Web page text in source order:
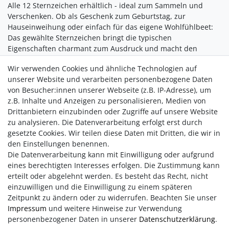
Alle 12 Sternzeichen erhältlich - ideal zum Sammeln und
Verschenken. Ob als Geschenk zum Geburtstag, zur
Hauseinweihung oder einfach für das eigene Wohlfühlbeet:
Das gewählte Sternzeichen bringt die typischen
Eigenschaften charmant zum Ausdruck und macht den
Hinweis : Achten Sie darauf, die Dekoration nicht auf hellen
Pflastersteinen zu platzieren, da durch den natürlichen
Prozess die Echtrost-Patina abfärben könnte. Ebenso kann es
zu Abfärbungen bei Kontakt mit Haut, Textilien etc. kommen.
Der Artikel wird erst nach Bestelleingang für Sie gefertigt.
Daher beträgt die Lieferzeit ca. 4-6 Wochen.
Impressum AGB Daten­schutz­erklärung
Wir verwenden Cookies und ähnliche Technologien auf
unserer Website und verarbeiten personenbezogene Daten
von Besucher:innen unserer Webseite (z.B. IP-Adresse), um
z.B. Inhalte und Anzeigen zu personalisieren, Medien von
Drittanbietern einzubinden oder Zugriffe auf unsere Website
zu analysieren. Die Datenverarbeitung erfolgt erst durch
gesetzte Cookies. Wir teilen diese Daten mit Dritten, die wir in
den Einstellungen benennen.
Die Datenverarbeitung kann mit Einwilligung oder aufgrund
eines berechtigten Interesses erfolgen. Die Zustimmung kann
erteilt oder abgelehnt werden. Es besteht das Recht, nicht
einzuwilligen und die Einwilligung zu einem späteren
Zeitpunkt zu ändern oder zu widerrufen. Beachten Sie unser
Impressum und weitere Hinweise zur Verwendung
personenbezogener Daten in unserer Daten­schutz­erklärung.